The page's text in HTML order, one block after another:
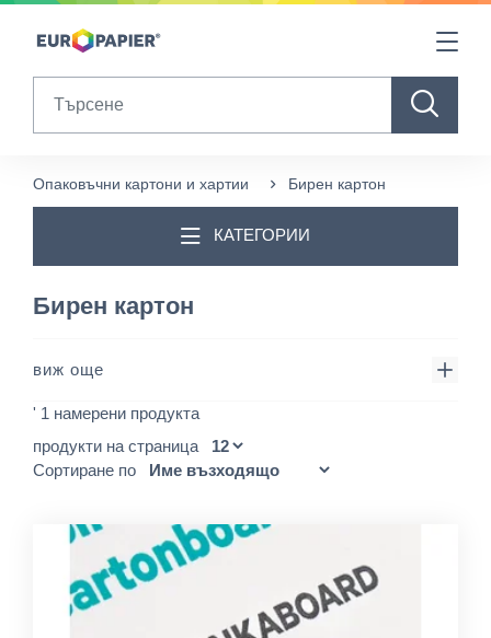
Table Of Content
Опаковъчни картони и хартии Бирен картон
КАТЕГОРИИ
Бирен картон
виж още
' 1 намерени продукта
продукти на страница
Сортиране по